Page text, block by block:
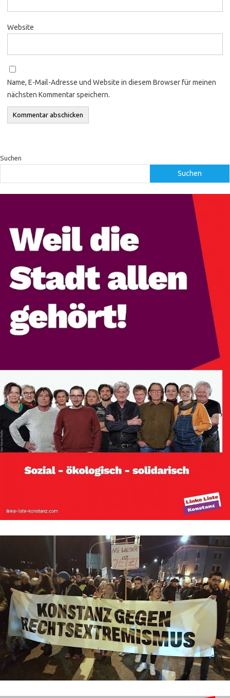
Website
Name, E-Mail-Adresse und Website in diesem Browser für meinen
nächsten Kommentar speichern.
Suchen
Suchen